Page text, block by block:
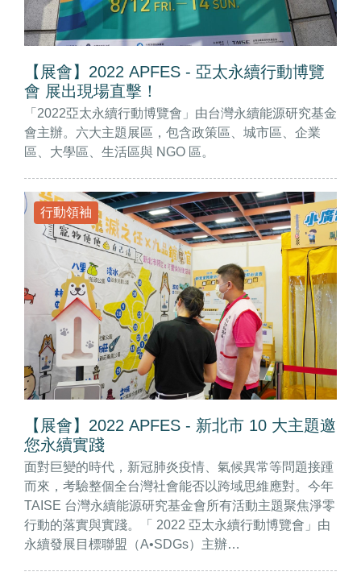
【展會】2022 APFES - 亞太永續行動博覽
會 展出現場直擊！
「2022亞太永續行動博覽會」由台灣永續能源研究基金
會主辦。六大主題展區，包含政策區、城市區、企業
區、大學區、生活區與 NGO 區。
行動領袖
【展會】2022 APFES - 新北市 10 大主題邀
您永續實踐
面對巨變的時代，新冠肺炎疫情、氣候異常等問題接踵
而來，考驗整個全台灣社會能否以跨域思維應對。今年
TAISE 台灣永續能源研究基金會所有活動主題聚焦淨零
行動的落實與實踐。「 2022 亞太永續行動博覽會」由
永續發展目標聯盟（A•SDGs）主辦…